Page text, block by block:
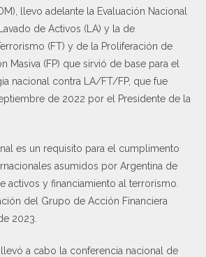
llevo adelante la Evaluación Nacional
de Activos (LA) y la de
(FT) y de la Proliferación de
Masiva (FP) que sirvió de base para el
nacional contra LA/FT/FP, que fue
de 2022 por el Presidente de la
es un requisito para el cumplimento
asumidos por Argentina de
activos y financiamiento al terrorismo.
del Grupo de Acción Financiera
2023.
a cabo la conferencia nacional de